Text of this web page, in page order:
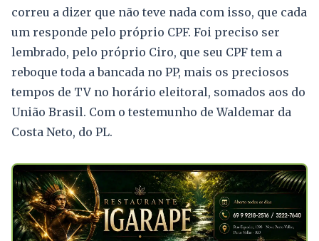
correu a dizer que não teve nada com isso, que cada
um responde pelo próprio CPF. Foi preciso ser
lembrado, pelo próprio Ciro, que seu CPF tem a
reboque toda a bancada no PP, mais os preciosos
tempos de TV no horário eleitoral, somados aos do
União Brasil. Com o testemunho de Waldemar da
Costa Neto, do PL.